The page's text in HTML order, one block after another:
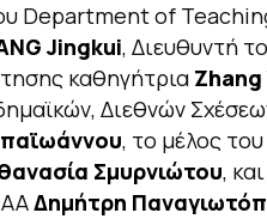
Department of
Jingkui, Διευθυντή
καθηγήτρια
Διεθνών
, το μέλος του
Σμυρνιώτου,
Δημήτρη